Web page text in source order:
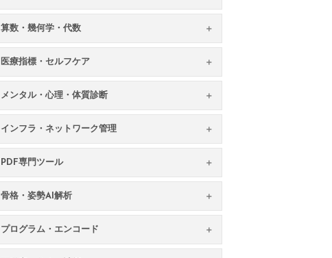
算数・幾何学・代数
医療指標・セルフケア
メンタル・心理・体質診断
インフラ・ネットワーク管理
PDF専門ツール
骨格・姿勢AI解析
プログラム・エンコード